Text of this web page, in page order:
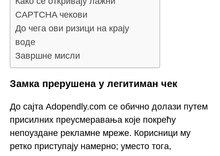
CAPTCHA чекови
До чега ови ризици на крају
воде
Завршне мисли
Замка прерушена у легитиман чек
До сајта Adopendly.com се обично долази путем
присилних преусмеравања које покрећу
непоуздане рекламне мреже. Корисници му
ретко приступају намерно; уместо тога,